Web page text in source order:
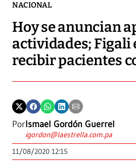
NACIONAL
Hoy se anuncian
actividades; Figali
recibir pacientes
PorIsmael Gordón Guerrel
igordon@laestrella.com.pa
11/08/2020 12:15